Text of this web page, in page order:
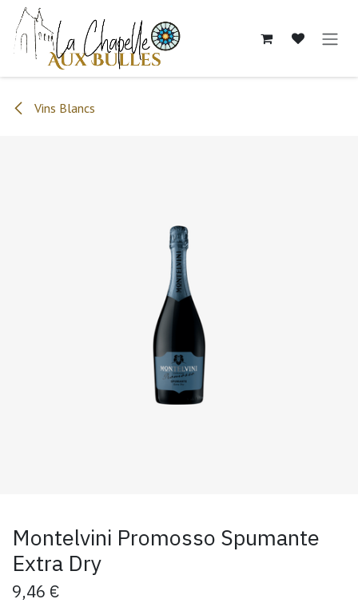
Se rendre au contenu
Vins Blancs
Montelvini Promosso Spumante
Extra Dry
9,46 €